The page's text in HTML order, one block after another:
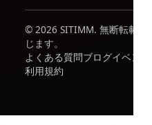
© 2026 SITIMM. 無断転載を禁
じます。
よくある質問ブログイベント
利用規約